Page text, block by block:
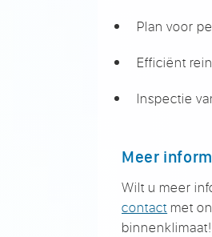
Plan voor
Efficiënt
Inspectie
Meer
Wilt u meer
contact met
binnenklimaat!